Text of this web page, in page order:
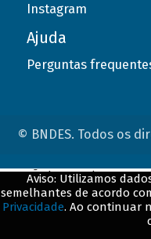
Instagram
Ajuda
Perguntas
© BNDES. Todos os
Aviso: Utilizamos
semelhantes de acordo
Privacidade. Ao continuar
ConteÃºdo complementar
${title}${badge}